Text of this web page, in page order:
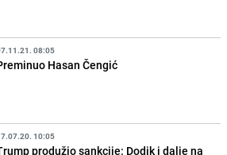
08:05
Hasan Čengić
10:05
produžio sankcije: Dodik i dalje na